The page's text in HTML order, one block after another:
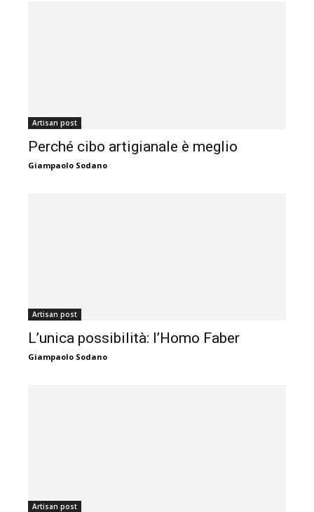
Artisan post
Perché cibo artigianale è meglio
Giampaolo Sodano
Artisan post
L’unica possibilità: l’Homo Faber
Giampaolo Sodano
Artisan post